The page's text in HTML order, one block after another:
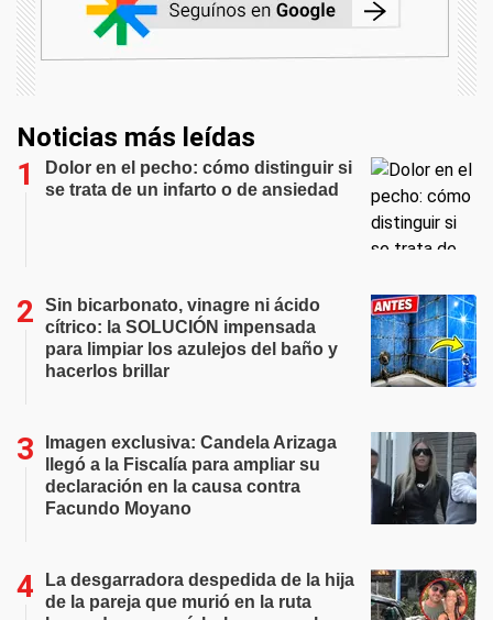
Noticias más leídas
Dolor en el pecho: cómo distinguir si
se trata de un infarto o de ansiedad
Sin bicarbonato, vinagre ni ácido
cítrico: la SOLUCIÓN impensada
para limpiar los azulejos del baño y
hacerlos brillar
Imagen exclusiva: Candela Arizaga
llegó a la Fiscalía para ampliar su
declaración en la causa contra
Facundo Moyano
La desgarradora despedida de la hija
de la pareja que murió en la ruta